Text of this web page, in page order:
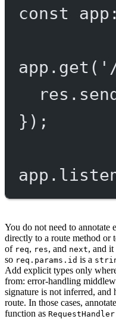
const app :
app. get (
res. send
});
app.
You do not need to annotate
directly to a route method or
of req, res, and next, and it
so req.params.id is a
Add explicit types only
from: error-handling
signature is not inferred, and
route. In those cases,
function as RequestHandler